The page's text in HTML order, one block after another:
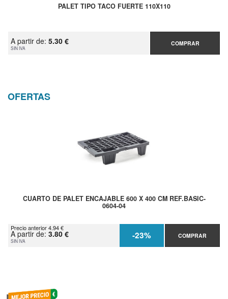
PALET TIPO TACO FUERTE 110X110
A partir de: 5.30 €
SIN IVA
COMPRAR
OFERTAS
CUARTO DE PALET ENCAJABLE 600 X 400 CM REF.BASIC-
0604-04
Precio anterior 4.94 €
A partir de: 3.80 €
SIN IVA -23% COMPRAR